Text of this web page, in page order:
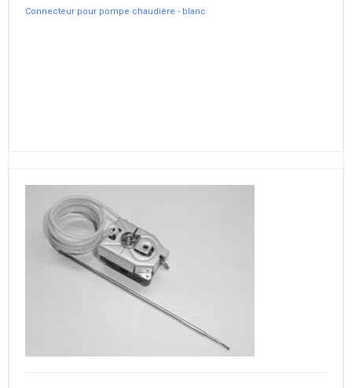
Connecteur pour pompe chaudière - blanc